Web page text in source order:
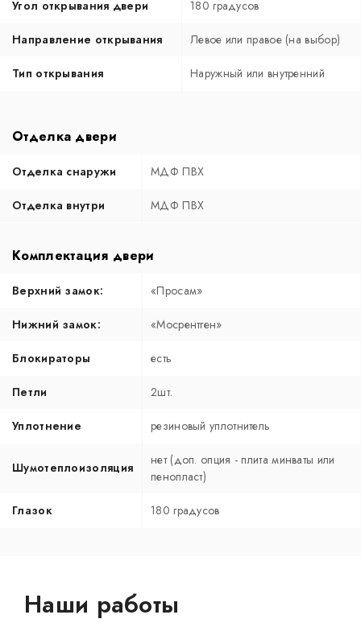
Угол открывания двери 180 градусов
Направление открывания Левое или правое (на выбор)
Тип открывания Наружный или внутренний
Отделка двери
Отделка снаружи МДФ ПВХ
Отделка внутри МДФ ПВХ
Комплектация двери
Верхний замок: «Просам»
Нижний замок: «Мосрентген»
Блокираторы есть
Петли 2шт.
Уплотнение резиновый уплотнитель
Шумотеплоизоляция
нет (доп. опция - плита минваты или
пенопласт)
Глазок 180 градусов
Наши работы